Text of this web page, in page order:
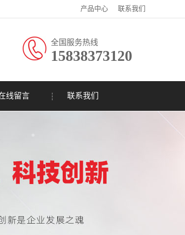
产品中心 联系我们
全国服务热线
15838373120
线留言 联系我们